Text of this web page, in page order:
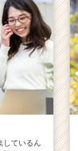
しているん